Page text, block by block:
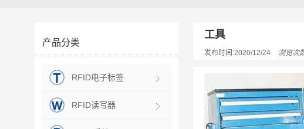
产品分类
RFID电子标签
RFID读写器
工具
发布时间:2020/12/24 浏览次